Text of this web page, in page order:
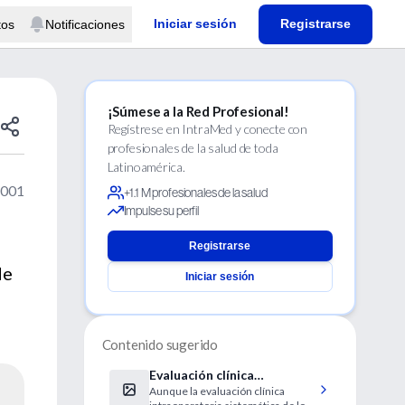
Notificaciones Iniciar sesión Registrarse
¡Súmese a la Red Profesional!
Regístrese en IntraMed y conecte con
profesionales de la salud de toda
Latinoamérica.
+1.1 M profesionales de la salud
Impulse su perfil
Registrarse
Iniciar sesión
Contenido sugerido
Evaluación clínica
intraoperatoria de ganglios
Aunque la evaluación clínica